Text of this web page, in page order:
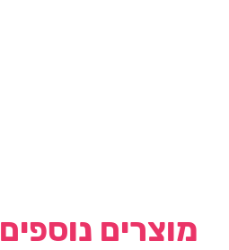
מוצרים נוספים